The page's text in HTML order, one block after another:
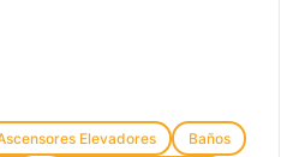
Elevadores
Baños